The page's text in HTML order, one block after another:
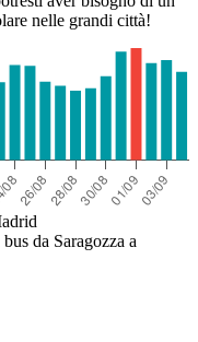
nelle grandi città!
da Saragozza a